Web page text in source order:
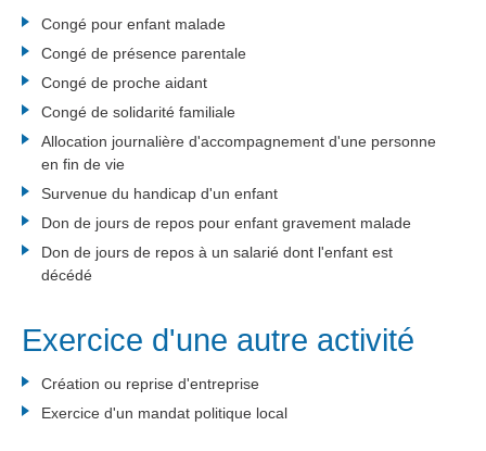
Congé pour enfant malade
Congé de présence parentale
Congé de proche aidant
Congé de solidarité familiale
Allocation journalière d'accompagnement d'une personne
en fin de vie
Survenue du handicap d'un enfant
Don de jours de repos pour enfant gravement malade
Don de jours de repos à un salarié dont l'enfant est
décédé
Exercice d'une autre activité
Création ou reprise d'entreprise
Exercice d'un mandat politique local